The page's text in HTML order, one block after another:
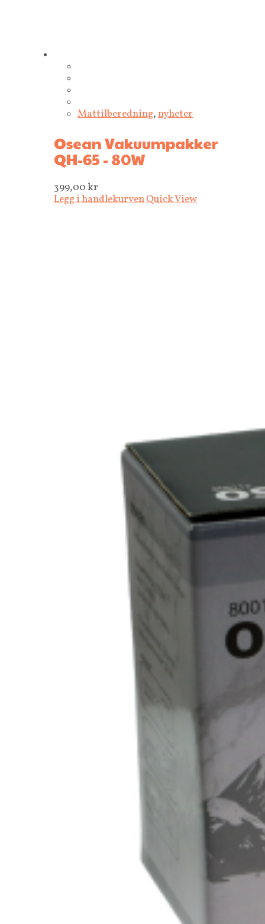
Mattilberedning,nyheter
Osean Vakuumpakker
QH-65 - 80W
399,00kr
Legg i handlekurvenQuick View